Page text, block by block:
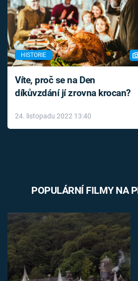
HISTORIE
Víte, proč se na Den
díkůvzdání jí zrovna krocan?
24. listopadu 2022 13:40
POPULÁRNÍ FILMY NA